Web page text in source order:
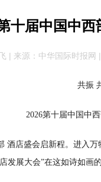
十届中国中
| 来源：中华国际时报
共振
2026第十届中国中
酒店盛会启新程。进入
发展大会”在这如诗如